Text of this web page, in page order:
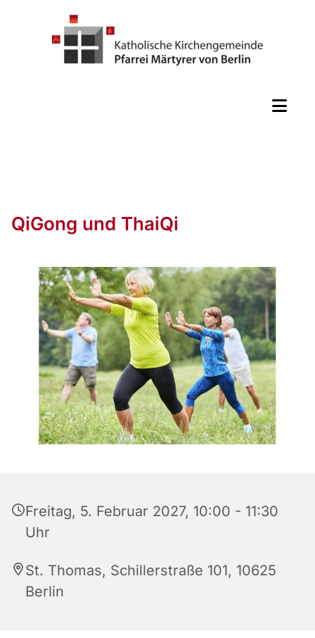
QiGong und ThaiQi
Freitag, 5. Februar 2027, 10:00 - 11:30
Uhr
St. Thomas, Schillerstraße 101, 10625
Berlin